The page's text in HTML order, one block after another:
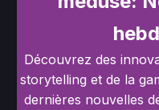
Découvrez des
storytelling et de la
dernières nouvelles